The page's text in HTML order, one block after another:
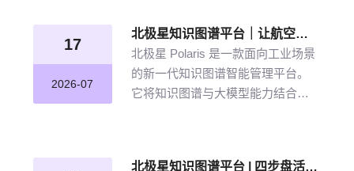
17
2026-07
北极星知识图谱平台｜让航空发动机叶片知识“连”起来
北极星 Polaris 是一款面向工业场景
的新一代知识图谱智能管理平台。
它将知识图谱与大模型能力结合，
北极星知识图谱平台 | 四步盘活航空材料全量文献